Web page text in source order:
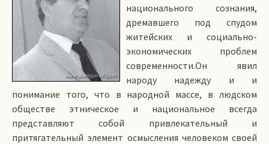
национального сознания,
дремавшего под спудом
житейских и социально-
экономических проблем
современности.Он явил
народу надежду и и
понимание того, что в народной массе, в людском
обществе этническое и национальное всегда
представляют собой привлекательный и
притягательный элемент осмысления человеком своей